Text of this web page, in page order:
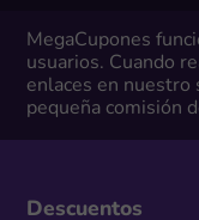
MegaCupones
usuarios. Cuando
enlaces en nuestro
pequeña comisión
Descuentos